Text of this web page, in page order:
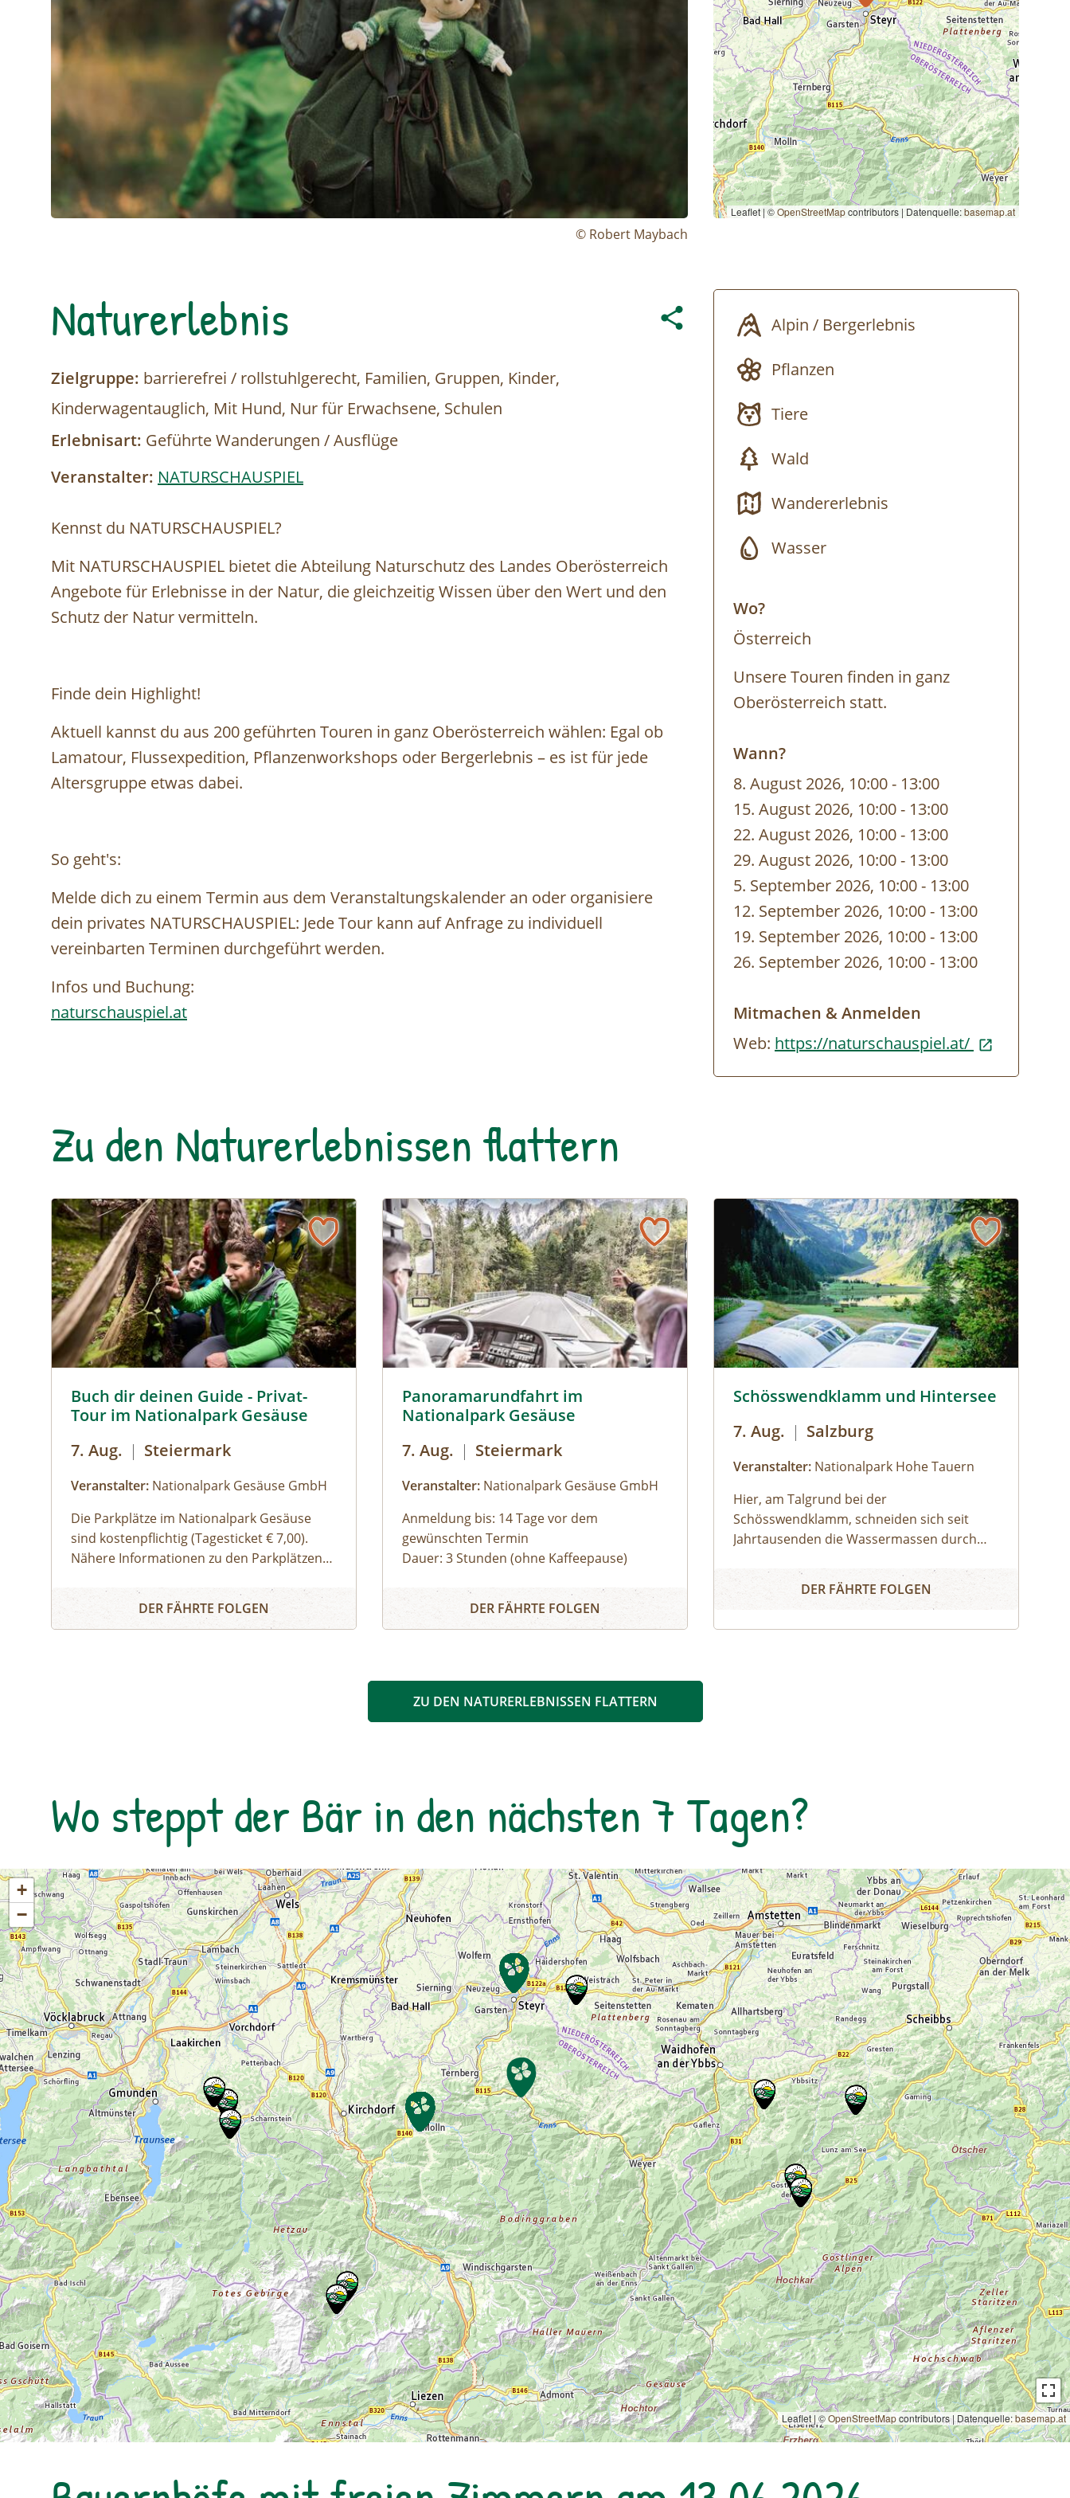
© Robert Maybach
Leaflet | ©OpenStreetMapcontributors | Datenquelle:basemap.at
Naturerlebnis
Zielgruppe: barrierefrei / rollstuhlgerecht, Familien, Gruppen, Kinder,
Kinderwagentauglich, Mit Hund, Nur für Erwachsene, Schulen
Erlebnisart: Geführte Wanderungen / Ausflüge
Veranstalter: NATURSCHAUSPIEL
Kennst du NATURSCHAUSPIEL?⁠
Mit NATURSCHAUSPIEL bietet die Abteilung Naturschutz des Landes Oberösterreich
Angebote für Erlebnisse in der Natur, die gleichzeitig Wissen über den Wert und den
Schutz der Natur vermitteln. ⁠
Finde dein Highlight!⁠
Aktuell kannst du aus 200 geführten Touren in ganz Oberösterreich wählen: Egal ob
Lamatour, Flussexpedition, Pflanzenworkshops oder Bergerlebnis – es ist für jede
Altersgruppe etwas dabei.⁠
So geht's:⁠
Melde dich zu einem Termin aus dem Veranstaltungskalender an oder organisiere
dein privates NATURSCHAUSPIEL: Jede Tour kann auf Anfrage zu individuell
vereinbarten Terminen durchgeführt werden. ⁠
Infos und Buchung:
naturschauspiel.at
Alpin / Bergerlebnis
Pflanzen
Tiere
Wald
Wandererlebnis
Wasser
Wo?
Österreich
Unsere Touren finden in ganz
Oberösterreich statt.
Wann?
8. August 2026, 10:00- bis
13:00
15. August 2026, 10:00- bis
13:00
22. August 2026, 10:00- bis
13:00
29. August 2026, 10:00- bis
13:00
5. September 2026, 10:00- bis
13:00
12. September 2026, 10:00- bis
13:00
19. September 2026, 10:00- bis
13:00
26. September 2026, 10:00- bis
13:00
Mitmachen & Anmelden
Web: https://naturschauspiel.at/
Zu den Naturerlebnissen flattern
Buch dir deinen Guide - Privat-
Tour im Nationalpark Gesäuse
7. Aug. | Steiermark
Veranstalter: Nationalpark Gesäuse GmbH
Die Parkplätze im Nationalpark Gesäuse
sind kostenpflichtig (Tagesticket € 7,00).
Nähere Informationen zu den Parkplätzen
Informationen zur Anreise in den
Nationalpark Gesäuse stehenhier
Familien, Erwachsene mit Kindern
Kinder und Jugendliche
Buch dir deinen Guide - Privat-Tour im Nationalpark Gesäuse
DER FÄHRTE FOLGEN
Panoramarundfahrt im
Nationalpark Gesäuse
7. Aug. | Steiermark
Veranstalter: Nationalpark Gesäuse GmbH
Anmeldung bis: 14 Tage vor dem
gewünschten Termin
Dauer: 3 Stunden (ohne Kaffeepause)
Gesäuse mit Nationalpark Ranger:in – wilde
Natur und besondere Orte.
eine Kaffeepause im Nationalpark Pavillon
Gstatterboden möglich (nicht im Preis
Panoramarundfahrt im Nationalpark Gesäuse
DER FÄHRTE FOLGEN
Schösswendklamm und Hintersee
7. Aug. | Salzburg
Veranstalter: Nationalpark Hohe Tauern
Hier, am Talgrund bei der
Schösswendklamm, schneiden sich seit
Jahrtausenden die Wassermassen durch
sehenswerte Erosionsformen, Kolke und
kleine Wasserfälle entstanden. Der Klamm
Schösswendklamm und Hintersee
DER FÄHRTE FOLGEN
ZU DEN NATURERLEBNISSEN FLATTERN
Wo steppt der Bär in den nächsten 7 Tagen?
+
−
Leaflet | ©OpenStreetMapcontributors|Datenquelle:basemap.at